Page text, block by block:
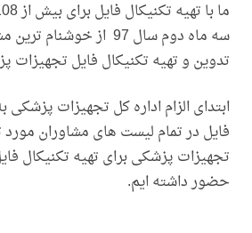
تماس با ما
سه ماه دوم سال 97 از
تدوین و تهیه تکنیکال فایل
ابتدای الزام اداره کل تجهیزات پزشکی
فایل در تمام لیست های مشاوران مورد
تجهیزات پزشکی برای تهیه تکنیکال
حضور داشته ایم.